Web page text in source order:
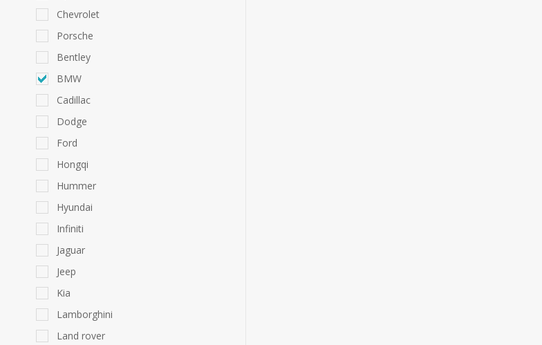
Chevrolet
Porsche
Bentley
BMW
Cadillac
Dodge
Ford
Hongqi
Hummer
Hyundai
Infiniti
Jaguar
Jeep
Kia
Lamborghini
Land rover